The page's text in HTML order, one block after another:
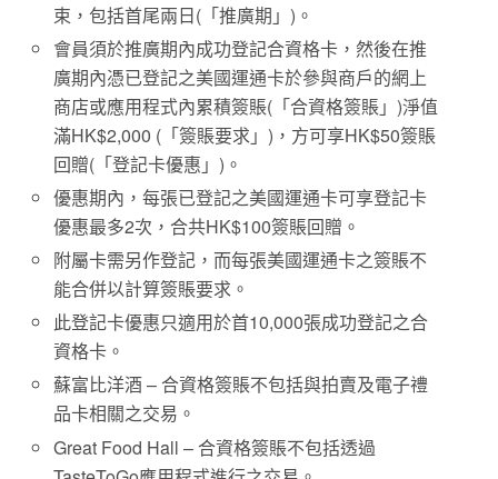
束，包括首尾兩日(「推廣期」)。
會員須於推廣期內成功登記合資格卡，然後在推
廣期內憑已登記之美國運通卡於參與商戶的網上
商店或應用程式內累積簽賬(「合資格簽賬」)淨值
滿HK$2,000 (「簽賬要求」)，方可享HK$50簽賬
回贈(「登記卡優惠」)。
優惠期內，每張已登記之美國運通卡可享登記卡
優惠最多2次，合共HK$100簽賬回贈。
附屬卡需另作登記，而每張美國運通卡之簽賬不
能合併以計算簽賬要求。
此登記卡優惠只適用於首10,000張成功登記之合
資格卡。
蘇富比洋酒 – 合資格簽賬不包括與拍賣及電子禮
品卡相關之交易。
Great Food Hall – 合資格簽賬不包括透過